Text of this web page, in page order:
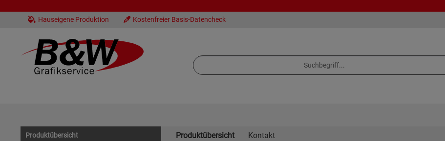
Hauseigene Produktion Kostenfreier Basis-Datencheck
Produktübersicht Produktübersicht Kontakt